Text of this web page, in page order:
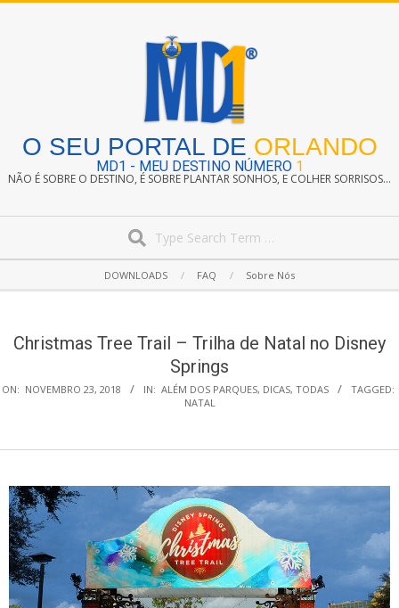
O SEU PORTAL DE ORLANDO
MD1 - MEU DESTINO NÚMERO 1
NÃO É SOBRE O DESTINO, É SOBRE PLANTAR SONHOS, E COLHER SORRISOS...
Navigation
DOWNLOADS FAQ Sobre Nós
Christmas Tree Trail – Trilha de Natal no Disney
Springs
ON: NOVEMBRO 23, 2018 IN: ALÉM DOS PARQUES, DICAS, TODAS
TAGGED:
NATAL